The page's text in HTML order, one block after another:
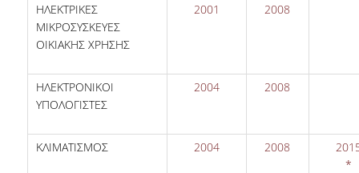
ΗΛΕΚΤΡΙΚΕΣ
ΜΙΚΡΟΣΥΣΚΕΥΕΣ
ΟΙΚΙΑΚΗΣ ΧΡΗΣΗΣ
2001 2008
ΗΛΕΚΤΡΟΝΙΚΟΙ
ΥΠΟΛΟΓΙΣΤΕΣ
2004 2008
ΚΛΙΜΑΤΙΣΜΟΣ 2004 2008
*